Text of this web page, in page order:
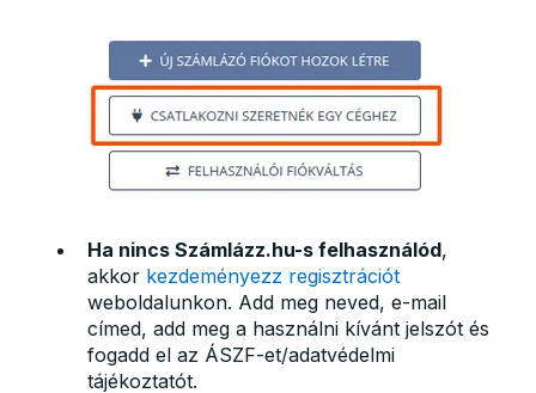
Ha nincs Számlázz.hu-s felhasználód,
akkor kezdeményezz regisztrációt
weboldalunkon. Add meg neved, e-mail
címed, add meg a használni kívánt jelszót és
fogadd el az ÁSZF-et/adatvédelmi
tájékoztatót.